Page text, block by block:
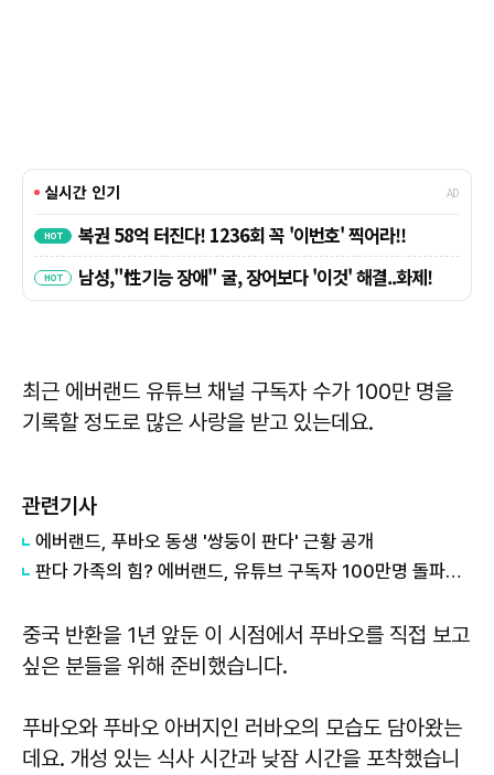
최근 에버랜드 유튜브 채널 구독자 수가 100만 명을
기록할 정도로 많은 사랑을 받고 있는데요.
관련기사
에버랜드, 푸바오 동생 '쌍둥이 판다' 근황 공개
판다 가족의 힘? 에버랜드, 유튜브 구독자 100만명 돌파…업계 최초
중국 반환을 1년 앞둔 이 시점에서 푸바오를 직접 보고
싶은 분들을 위해 준비했습니다.
푸바오와 푸바오 아버지인 러바오의 모습도 담아왔는
데요. 개성 있는 식사 시간과 낮잠 시간을 포착했습니